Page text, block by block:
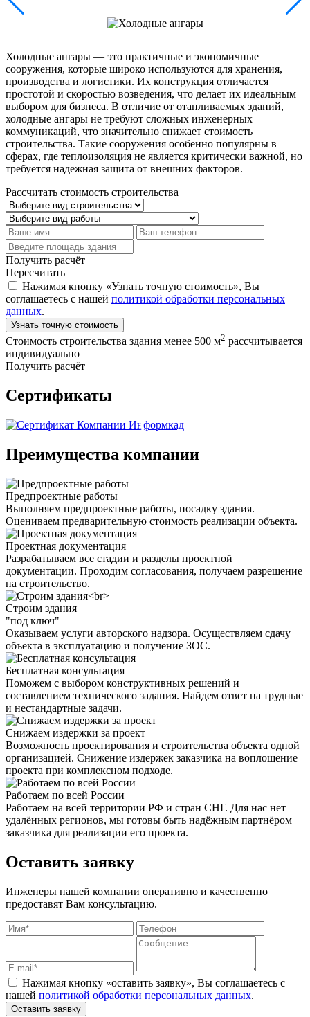
Холодные ангары — это практичные и экономичные
сооружения, которые широко используются для хранения,
производства и логистики. Их конструкция отличается
простотой и скоростью возведения, что делает их идеальным
выбором для бизнеса. В отличие от отапливаемых зданий,
холодные ангары не требуют сложных инженерных
коммуникаций, что значительно снижает стоимость
строительства. Такие сооружения особенно популярны в
сферах, где теплоизоляция не является критически важной, но
требуется надежная защита от внешних факторов.
Рассчитать стоимость строительства
Получить расчёт
Пересчитать
Нажимая кнопку «Узнать точную стоимость», Вы
соглашаетесь с нашей политикой обработки персональных
данных.
Узнать точную стоимость
Стоимость строительства здания менее 500 м2 рассчитывается
индивидуально
Получить расчёт
Сертификаты
Преимущества компании
Предпроектные работы
Выполняем предпроектные работы, посадку здания.
Оцениваем предварительную стоимость реализации объекта.
Проектная документация
Разрабатываем все стадии и разделы проектной
документации. Проходим согласования, получаем разрешение
на строительство.
Строим здания
"под ключ"
Оказываем услуги авторского надзора. Осуществляем сдачу
объекта в эксплуатацию и получение ЗОС.
Бесплатная консультация
Поможем с выбором конструктивных решений и
составлением технического задания. Найдем ответ на трудные
и нестандартные задачи.
Снижаем издержки за проект
Возможность проектирования и строительства объекта одной
организацией. Снижение издержек заказчика на воплощение
проекта при комплексном подходе.
Работаем по всей России
Работаем на всей территории РФ и стран СНГ. Для нас нет
удалённых регионов, мы готовы быть надёжным партнёром
заказчика для реализации его проекта.
Оставить заявку
Инженеры нашей компании оперативно и качественно
предоставят Вам консультацию.
Нажимая кнопку «оставить заявку», Вы соглашаетесь с
нашей политикой обработки персональных данных.
Оставить заявку